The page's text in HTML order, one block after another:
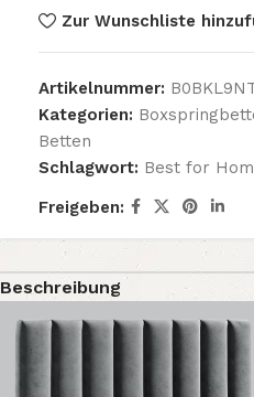
Zur Wunschliste
Artikelnummer:
Kategorien:
Betten
Schlagwort: Best for
Freigeben:
Beschreibung